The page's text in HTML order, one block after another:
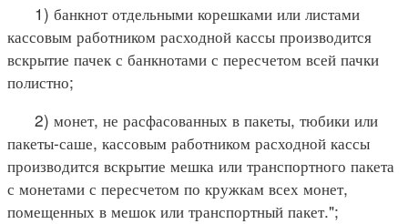
1) банкнот отдельными корешками или листами
кассовым работником расходной кассы производится
вскрытие пачек с банкнотами с пересчетом всей пачки
полистно;
2) монет, не расфасованных в пакеты, тюбики или
пакеты-саше, кассовым работником расходной кассы
производится вскрытие мешка или транспортного пакета
с монетами с пересчетом по кружкам всех монет,
помещенных в мешок или транспортный пакет.";